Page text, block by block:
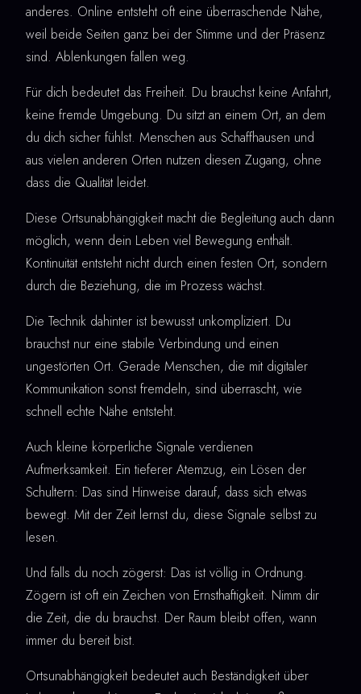
anderes. Online entsteht oft eine überraschende Nähe,
weil beide Seiten ganz bei der Stimme und der Präsenz
sind. Ablenkungen fallen weg.
Für dich bedeutet das Freiheit. Du brauchst keine Anfahrt,
keine fremde Umgebung. Du sitzt an einem Ort, an dem
du dich sicher fühlst. Menschen aus Schaffhausen und
aus vielen anderen Orten nutzen diesen Zugang, ohne
dass die Qualität leidet.
Diese Ortsunabhängigkeit macht die Begleitung auch dann
möglich, wenn dein Leben viel Bewegung enthält.
Kontinuität entsteht nicht durch einen festen Ort, sondern
durch die Beziehung, die im Prozess wächst.
Die Technik dahinter ist bewusst unkompliziert. Du
brauchst nur eine stabile Verbindung und einen
ungestörten Ort. Gerade Menschen, die mit digitaler
Kommunikation sonst fremdeln, sind überrascht, wie
schnell echte Nähe entsteht.
Auch kleine körperliche Signale verdienen
Aufmerksamkeit. Ein tieferer Atemzug, ein Lösen der
Schultern: Das sind Hinweise darauf, dass sich etwas
bewegt. Mit der Zeit lernst du, diese Signale selbst zu
lesen.
Und falls du noch zögerst: Das ist völlig in Ordnung.
Zögern ist oft ein Zeichen von Ernsthaftigkeit. Nimm dir
die Zeit, die du brauchst. Der Raum bleibt offen, wann
immer du bereit bist.
Ortsunabhängigkeit bedeutet auch Beständigkeit über